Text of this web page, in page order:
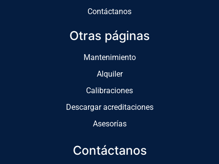
Contáctanos
Otras páginas
Mantenimiento
Alquiler
Calibraciones
Descargar acreditaciones
Asesorías
Contáctanos